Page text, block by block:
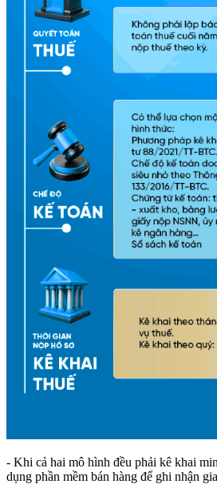
- Khi cả hai mô hình đều phải kê khai
dụng phần mềm bán hàng để ghi nhận